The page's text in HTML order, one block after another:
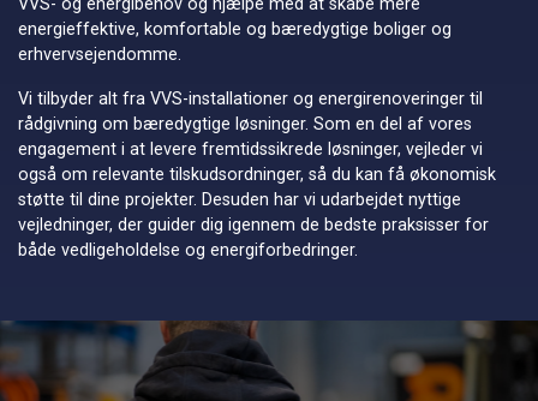
energieffektive, komfortable og bæredygtige boliger og
erhvervsejendomme.
Vi tilbyder alt fra VVS-installationer og energirenoveringer til
rådgivning om bæredygtige løsninger. Som en del af vores
engagement i at levere fremtidssikrede løsninger, vejleder vi
også om relevante tilskudsordninger, så du kan få økonomisk
støtte til dine projekter. Desuden har vi udarbejdet nyttige
vejledninger, der guider dig igennem de bedste praksisser for
både vedligeholdelse og energiforbedringer.